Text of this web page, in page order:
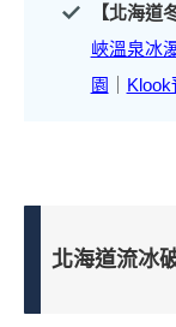
【北海道
峽溫泉冰
園
Klook
北海道流冰